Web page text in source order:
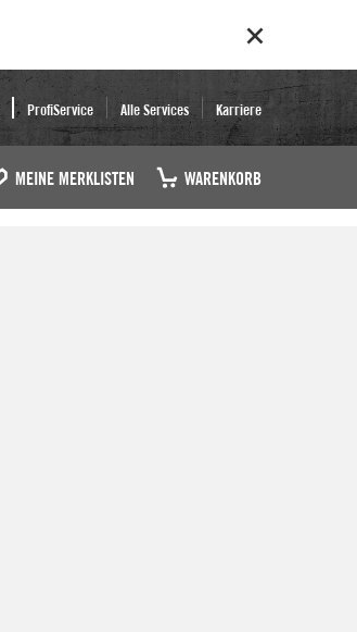
ProfiService Alle Services Karriere
MEINE MERKLISTEN WARENKORB